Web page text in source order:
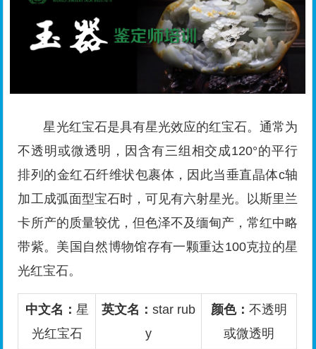
星光红宝石是具有星光效应的红宝石。通常为
不透明或微透明，因含有三组相交成120°的平行
排列的金红石纤维状包裹体，因此当垂直晶体c轴
加工成弧面型宝石时，可见有六射星光。以斯里兰
卡所产的质量较优，但色泽不及缅甸产，常红中略
带紫。美国自然博物馆存有一颗重达100克拉的星
光红宝石。
中文名： 星
光红宝石
英文名：star rub
y
颜色：不透明
或微透明